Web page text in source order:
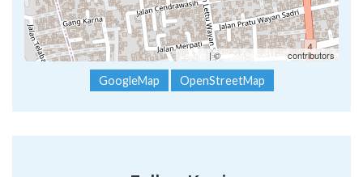
Leaflet | ©OpenStreetMap contributors
GoogleMap OpenStreetMap